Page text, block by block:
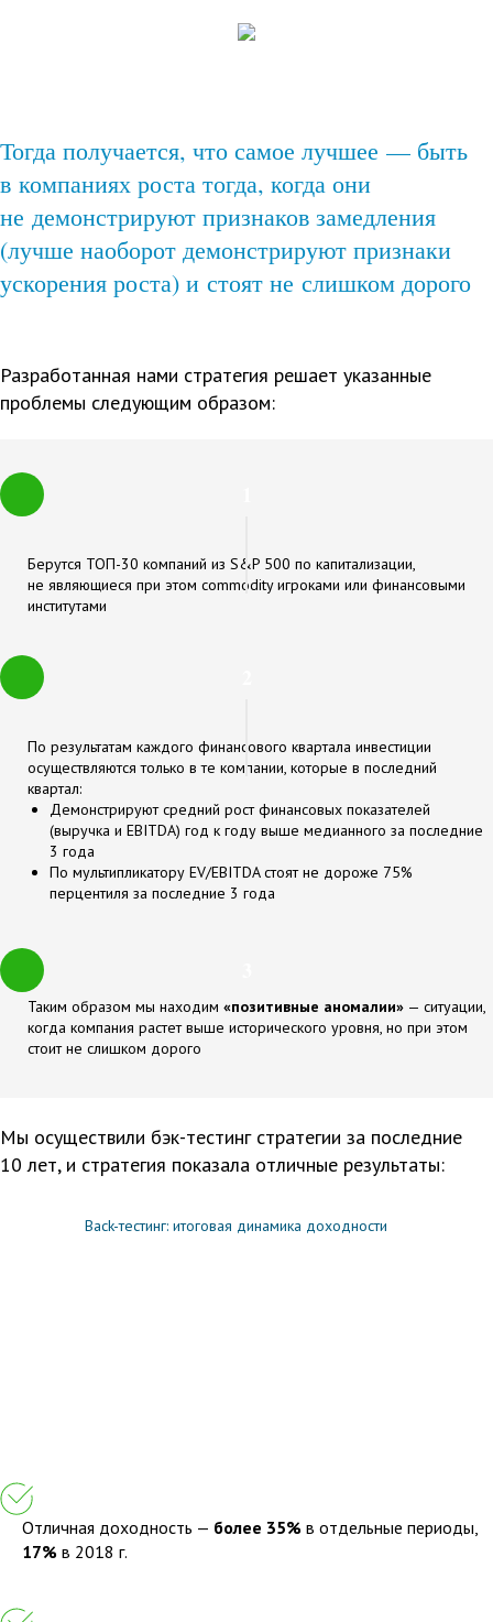
Тогда получается, что самое лучшее — быть
в компаниях роста тогда, когда они
не демонстрируют признаков замедления
(лучше наоборот демонстрируют признаки
ускорения роста) и стоят не слишком дорого
Разработанная нами стратегия решает указанные
проблемы следующим образом:
Берутся ТОП-30 компаний из S&P 500 по капитализации,
не являющиеся при этом commodity игроками или финансовыми
институтами
По результатам каждого финансового квартала инвестиции
осуществляются только в те компании, которые в последний
квартал:
Демонстрируют средний рост финансовых показателей
(выручка и EBITDA) год к году выше медианного за последние
3 года
По мультипликатору EV/EBITDA стоят не дороже 75%
перцентиля за последние 3 года
Таким образом мы находим «позитивные аномалии» — ситуации,
когда компания растет выше исторического уровня, но при этом
стоит не слишком дорого
Мы осуществили бэк-тестинг стратегии за последние
10 лет, и стратегия показала отличные результаты:
Back-тестинг: итоговая динамика доходности
Отличная доходность — более 35% в отдельные периоды,
17% в 2018 г.